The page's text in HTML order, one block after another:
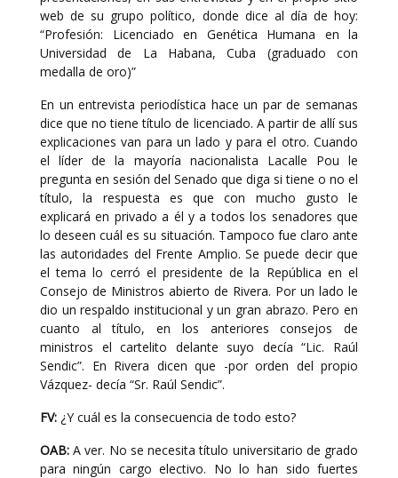
web de su grupo político, donde dice al día de hoy:
“Profesión: Licenciado en Genética Humana en la
Universidad de La Habana, Cuba (graduado con
medalla de oro)”
En un entrevista periodística hace un par de semanas
dice que no tiene título de licenciado. A partir de allí sus
explicaciones van para un lado y para el otro. Cuando
el líder de la mayoría nacionalista Lacalle Pou le
pregunta en sesión del Senado que diga si tiene o no el
título, la respuesta es que con mucho gusto le
explicará en privado a él y a todos los senadores que
lo deseen cuál es su situación. Tampoco fue claro ante
las autoridades del Frente Amplio. Se puede decir que
el tema lo cerró el presidente de la República en el
Consejo de Ministros abierto de Rivera. Por un lado le
dio un respaldo institucional y un gran abrazo. Pero en
cuanto al título, en los anteriores consejos de
ministros el cartelito delante suyo decía “Lic. Raúl
Sendic”. En Rivera dicen que -por orden del propio
Vázquez- decía “Sr. Raúl Sendic”.
FV: ¿Y cuál es la consecuencia de todo esto?
OAB: A ver. No se necesita título universitario de grado
para ningún cargo electivo. No lo han sido fuertes